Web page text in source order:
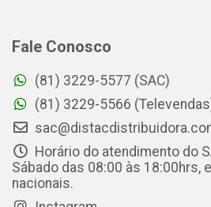
Fale Conosco
(81) 3229-5577 (SAC)
(81) 3229-5566
Horário do atendimento do
Sábado das 08:00 às 18:00hrs,
nacionais.